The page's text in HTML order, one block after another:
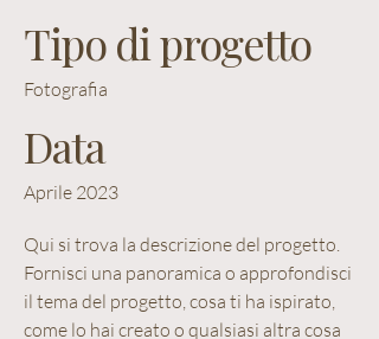
Tipo di progetto
Fotografia
Data
Aprile 2023
Qui si trova la descrizione del progetto.
Fornisci una panoramica o approfondisci
il tema del progetto, cosa ti ha ispirato,
come lo hai creato o qualsiasi altra cosa